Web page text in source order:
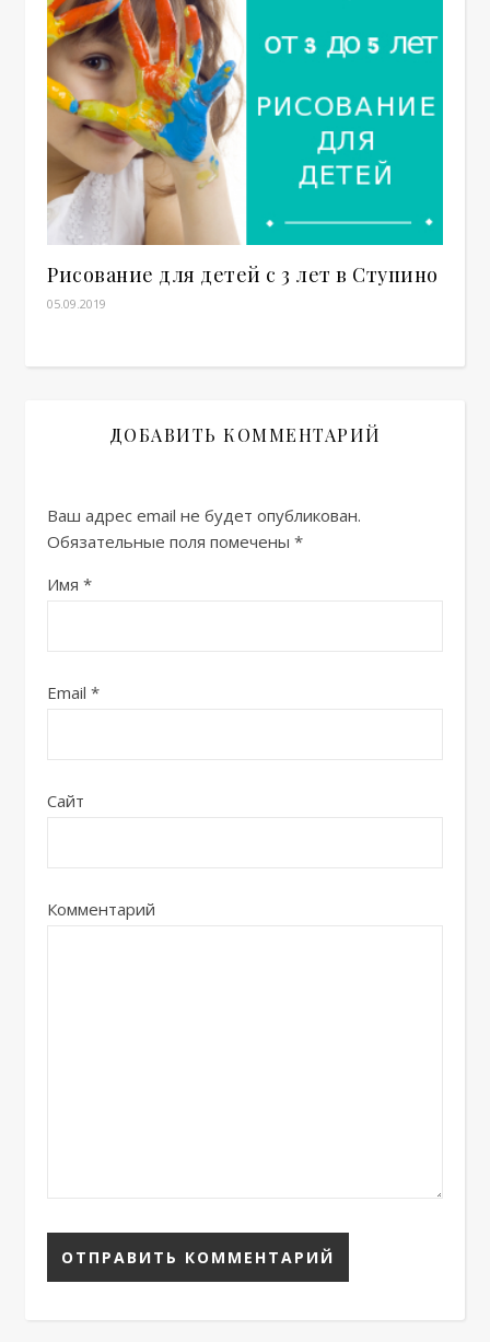
Рисование для детей с 3 лет в Ступино
05.09.2019
ДОБАВИТЬ КОММЕНТАРИЙ
Ваш адрес email не будет опубликован.
Обязательные поля помечены *
Имя *
Email *
Сайт
Комментарий